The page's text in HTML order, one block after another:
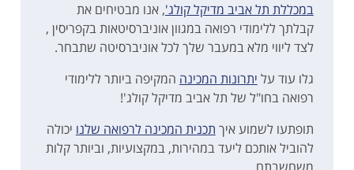
במכללת תל אביב מדיקל קולג', אנו מבטיחים את
קבלתך ללימודי רפואה במגוון אוניברסיטאות בקפריסין ,
לצד ליווי מלא במעבר שלך לכל אוניברסיטה שתבחר.
גלו עוד על יתרונות המכינה המקיפה ביותר ללימודי
רפואה בחו"ל של תל אביב מדיקל קולג'!
תופתעו לשמוע איך תכנית המכינה לרפואה שלנו יכולה
להוביל אותכם ליעד במהירות, במקצועיות, וביותר קלות